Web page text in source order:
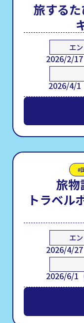
旅する
エ
2026/2/
2026/4/1
#
旅物
トラベル
エ
2026/4/
2026/6/1